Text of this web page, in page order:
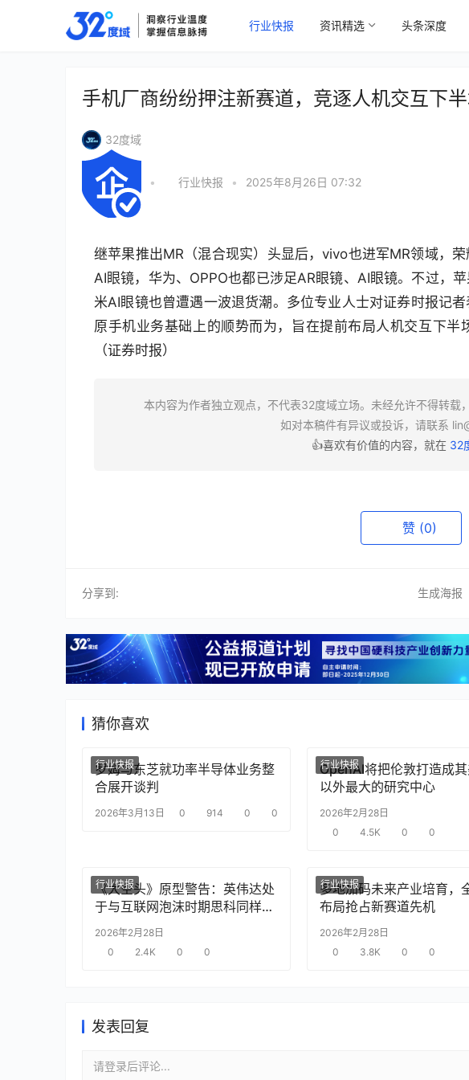
行业快报 资讯精选 头条深度
手机厂商纷纷押注新赛道，竞逐人机交互下
32度域
• 行业快报 • 2025年8月26日 07:32
继苹果推出MR（混合现实）头显后，vivo也进军MR领域，
AI眼镜，华为、OPPO也都已涉足AR眼镜、AI眼镜。不过，
米AI眼镜也曾遭遇一波退货潮。多位专业人士对证券时报记
原手机业务基础上的顺势而为，旨在提前布局人机交互下半
（证券时报）
本内容为作者独立观点，不代表32度域立场。未经允许不得转载
如对本稿件有异议或投诉，请联系
👍喜欢有价值的内容，就在 32
赞 (0)
分享到: 生成海报
猜你喜欢
行业快报
罗姆与东芝就功率半导体业务整
合展开谈判
2026年3月13日 0 914 0 0
行业快报
OpenAI将把伦敦打造成其
以外最大的研究中心
2026年2月28日
0
4.5K 0 0
行业快报
《大空头》原型警告：英伟达处
于与互联网泡沫时期思科同样的
“危险境地”
2026年2月28日
0
2.4K 0 0
行业快报
多地加码未来产业培育，
布局抢占新赛道先机
2026年2月28日
0
3.8K 0 0
发表回复
请登录后评论...